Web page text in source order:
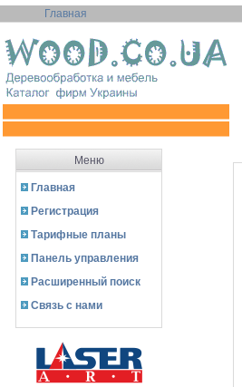
Главная
Меню
Главная
Регистрация
Тарифные планы
Панель управления
Расширенный поиск
Связь с нами